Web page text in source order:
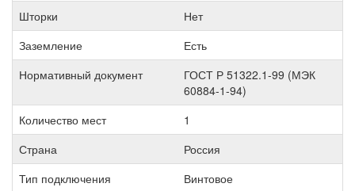
Шторки
Нет
Заземление
Есть
Нормативный документ
ГОСТ Р 51322.1-99 (МЭК
60884-1-94)
Количество мест
1
Страна
Россия
Тип подключения
Винтовое